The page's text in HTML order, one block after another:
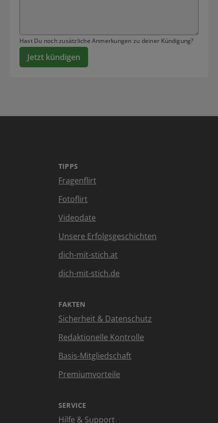
Hast Du noch zusätzliche Anmerkungen zu deiner Kündigung?
Jetzt kündigen
TIPPS
Fragenflirt
Fotoflirt
Videodate
Unsere Erfolgsgeschichten
dich-mit-stich.at
dich-mit-stich.de
FAKTEN
Sicherheit & Datenschutz
Redaktionelle Kontrolle
Basis-Mitgliedschaft
Premiumvorteile
SERVICE
Hilfe & Support